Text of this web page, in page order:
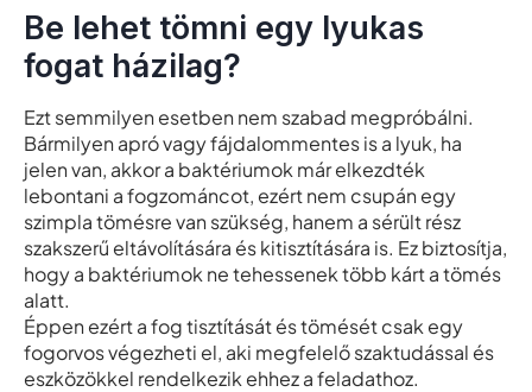
Be lehet tömni egy lyukas
fogat házilag?
Ezt semmilyen esetben nem szabad megpróbálni.
Bármilyen apró vagy fájdalommentes is a lyuk, ha
jelen van, akkor a baktériumok már elkezdték
lebontani a fogzománcot, ezért nem csupán egy
szimpla tömésre van szükség, hanem a sérült rész
szakszerű eltávolítására és kitisztítására is. Ez biztosítja,
hogy a baktériumok ne tehessenek több kárt a tömés
alatt.
Éppen ezért a fog tisztítását és tömését csak egy
fogorvos végezheti el, aki megfelelő szaktudással és
eszközökkel rendelkezik ehhez a feladathoz.